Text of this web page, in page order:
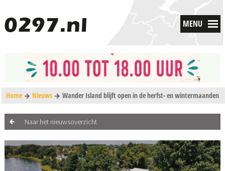
MENU
Home Nieuws Wander Island blijft open in de herfst- en wintermaanden
Naar het nieuwsoverzicht